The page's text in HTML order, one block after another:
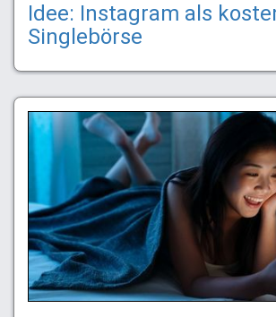
Idee: Instagram als
Singlebörse